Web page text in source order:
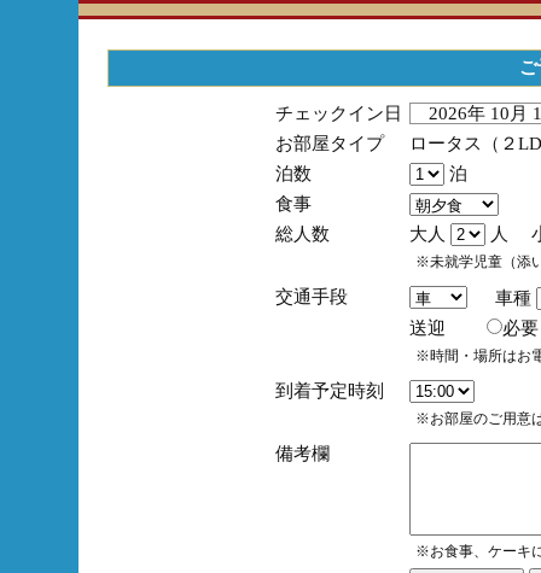
チェックイン日
2026年 10
お部屋タイプ
ロータス（２
泊数
泊
食事
総人数
大人 人
※未就学児童（添
交通手段
車種
送迎
※時間・場所はお
到着予定時刻
※お部屋のご用意
備考欄
※お食事、ケーキ